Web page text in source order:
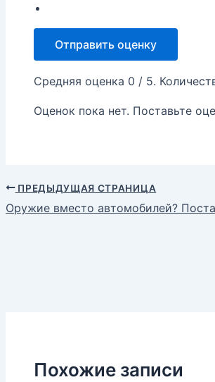
Отправить оценку
Средняя оценка 0 / 5.
Оценок пока нет. Поставьте
ПРЕДЫДУЩАЯ СТРАНИЦА
Оружие вместо автомобилей?
Похожие записи